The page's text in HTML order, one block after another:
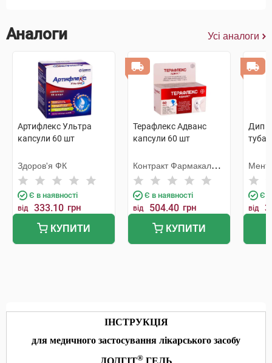
Аналоги Усі аналоги
Артифлекс Ультра
капсули 60 шт
Здоров'я ФК
Є в наявності
від 333.10 грн
КУПИТИ
Терафлекс Адванс
капсули 60 шт
Контракт Фармакал
Корпорейшн
Є в наявності
від 504.40 грн
КУПИТИ
Дип
туба
Є в
від